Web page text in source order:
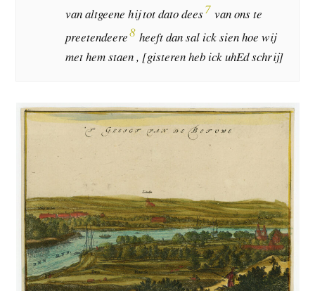
van altgeene hij tot dato dees7 van ons te
preetendeere8 heeft dan sal ick sien hoe wij
met hem staen , [gisteren heb ick uhEd schrij]